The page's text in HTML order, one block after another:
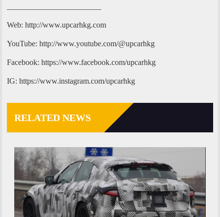
Web: http://www.upcarhkg.com
YouTube: http://www.youtube.com/@upcarhkg
Facebook: https://www.facebook.com/upcarhkg
IG: https://www.instagram.com/upcarhkg
RELATED NEWS